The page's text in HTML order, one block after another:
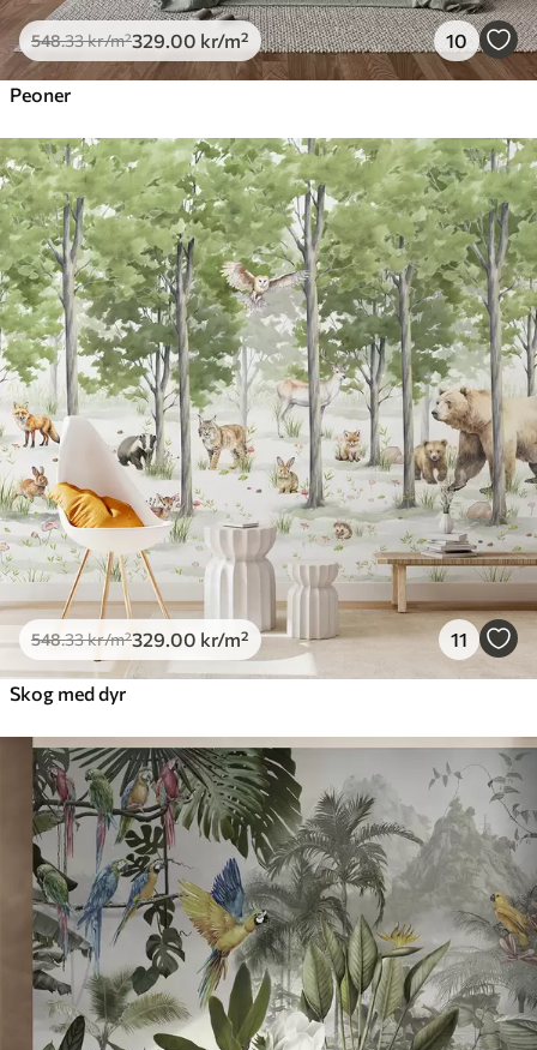
548.33kr/m²329 .00 kr/m² 10
Peoner
548.33kr/m²329 .00 kr/m² 11
Skog med dyr